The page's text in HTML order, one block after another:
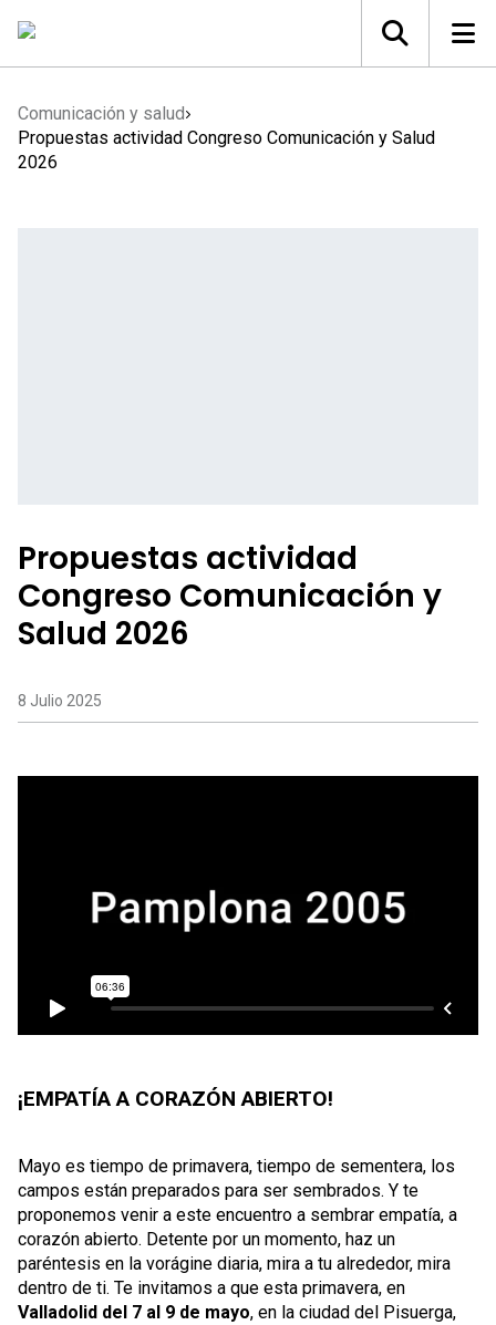
Comunicación y salud
Propuestas actividad Congreso Comunicación y Salud
2026
Propuestas actividad
Congreso Comunicación y
Salud 2026
8 Julio 2025
¡EMPATÍA A CORAZÓN ABIERTO!
Mayo es tiempo de primavera, tiempo de sementera, los
campos están preparados para ser sembrados. Y te
proponemos venir a este encuentro a sembrar empatía, a
corazón abierto. Detente por un momento, haz un
paréntesis en la vorágine diaria, mira a tu alrededor, mira
dentro de ti. Te invitamos a que esta primavera, en
Valladolid del 7 al 9 de mayo, en la ciudad del Pisuerga,